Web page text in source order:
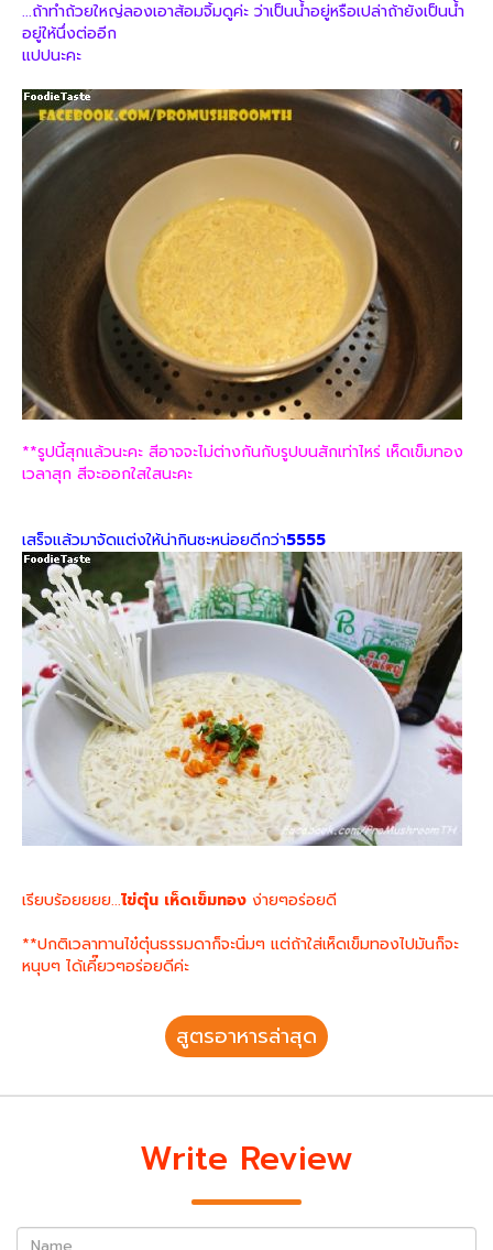
...ถ้าทำถ้วยใหญ่ลองเอาส้อมจิ้มดูค่ะ ว่าเป็นน้ำอยู่หรือเปล่าถ้ายังเป็นน้ำ
อยู่ให้นึ่งต่ออีก
แปปนะคะ
**รูปนี้สุกแล้วนะคะ สีอาจจะไม่ต่างกันกับรูปบนสักเท่าไหร่ เห็ดเข็มทอง
เวลาสุก สีจะออกใสใสนะคะ
เสร็จแล้วมาจัดแต่งให้น่ากินซะหน่อยดีกว่า5555
เรียบร้อยยยย...ไข่ตุ๋น เห็ดเข็มทอง ง่ายๆอร่อยดี
**ปกติเวลาทานไข๋ตุ๋นธรรมดาก็จะนิ่มๆ แต่ถ้าใส่เห็ดเข็มทองไปมันก็จะ
หนุบๆ ได้เคี๊ยวๆอร่อยดีค่ะ
สูตรอาหารล่าสุด
Write Review
Name